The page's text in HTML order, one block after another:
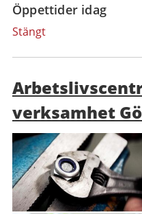
Öppettider idag
Stängt
verksamhet